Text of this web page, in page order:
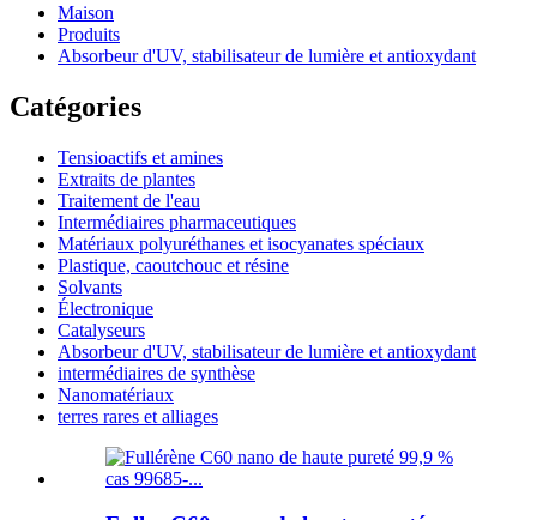
Maison
Produits
Absorbeur d'UV, stabilisateur de lumière et antioxydant
Catégories
Tensioactifs et amines
Extraits de plantes
Traitement de l'eau
Intermédiaires pharmaceutiques
Matériaux polyuréthanes et isocyanates spéciaux
Plastique, caoutchouc et résine
Solvants
Électronique
Catalyseurs
Absorbeur d'UV, stabilisateur de lumière et antioxydant
intermédiaires de synthèse
Nanomatériaux
terres rares et alliages